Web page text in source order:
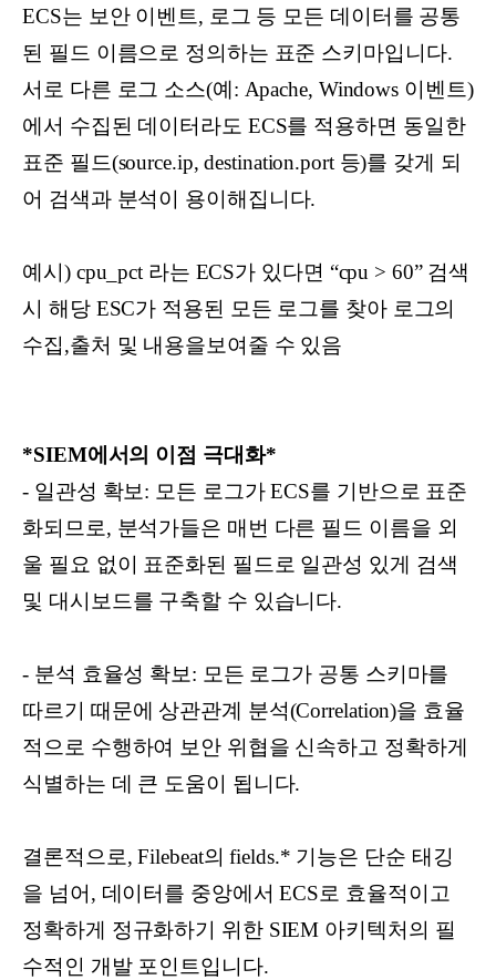
ECS는 보안 이벤트, 로그 등 모든 데이터를 공통
된 필드 이름으로 정의하는 표준 스키마입니다.
서로 다른 로그 소스(예: Apache, Windows 이벤트)
에서 수집된 데이터라도 ECS를 적용하면 동일한
표준 필드(source.ip, destination.port 등)를 갖게 되
어 검색과 분석이 용이해집니다.
예시) cpu_pct 라는 ECS가 있다면 “cpu > 60” 검색
시 해당 ESC가 적용된 모든 로그를 찾아 로그의
수집,출처 및 내용을보여줄 수 있음
*SIEM에서의 이점 극대화*
- 일관성 확보: 모든 로그가 ECS를 기반으로 표준
화되므로, 분석가들은 매번 다른 필드 이름을 외
울 필요 없이 표준화된 필드로 일관성 있게 검색
및 대시보드를 구축할 수 있습니다.
- 분석 효율성 확보: 모든 로그가 공통 스키마를
따르기 때문에 상관관계 분석(Correlation)을 효율
적으로 수행하여 보안 위협을 신속하고 정확하게
식별하는 데 큰 도움이 됩니다.
결론적으로, Filebeat의 fields.* 기능은 단순 태깅
을 넘어, 데이터를 중앙에서 ECS로 효율적이고
정확하게 정규화하기 위한 SIEM 아키텍처의 필
수적인 개발 포인트입니다.